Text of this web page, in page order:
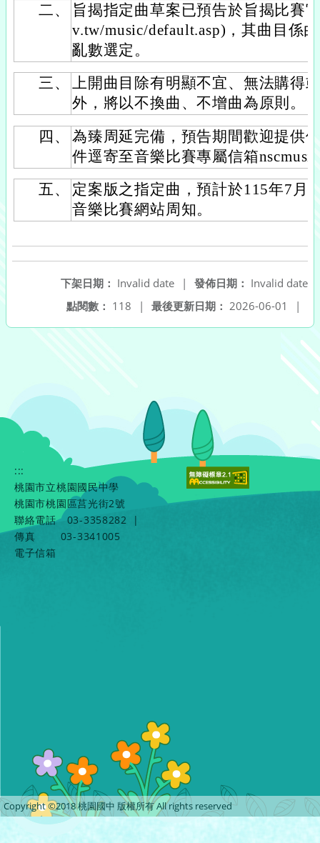
二、
旨揭指定曲草案已預告於旨揭比賽
v.tw/music/default.asp)，其曲目係
亂數選定。
三、
上開曲目除有明顯不宜、無法購得
外，將以不換曲、不增曲為原則。
四、
為臻周延完備，預告期間歡迎提供
件逕寄至音樂比賽專屬信箱
五、
定案版之指定曲，預計於115年7月
音樂比賽網站周知。
發佈日期： Invalid date
下架日期： Invalid date
|
最後更新日期： 2026-06-01 |
點閱數： 118 |
:::
桃園市立桃園國民中學
桃園市桃園區莒光街2號
聯絡電話
03-3358282
|
傳真
03-3341005
電子信箱
Copyright ©2018 桃園國中 版權所有 All rights reserved